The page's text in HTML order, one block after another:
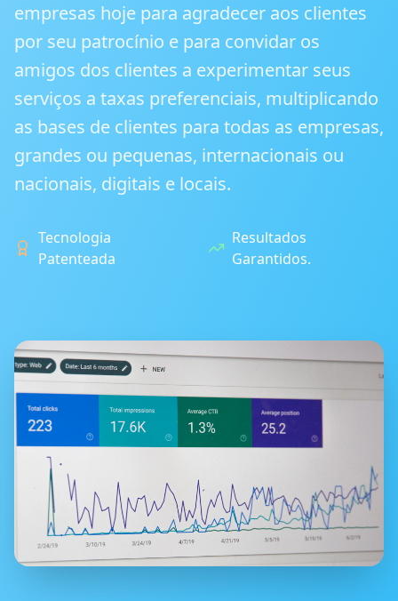
empresas hoje para agradecer aos clientes
por seu patrocínio e para convidar os
amigos dos clientes a experimentar seus
serviços a taxas preferenciais, multiplicando
as bases de clientes para todas as empresas,
grandes ou pequenas, internacionais ou
nacionais, digitais e locais.
Tecnologia
Patenteada
Resultados
Garantidos.